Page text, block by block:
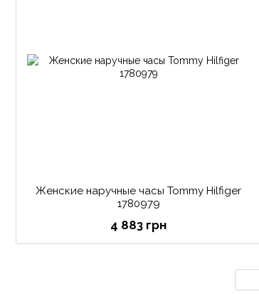
Женские наручные часы Tommy Hilfiger
1780979
4 883 грн